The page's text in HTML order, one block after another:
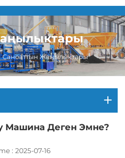
Саноаттын Жаңылыктары
Машина Деген Эмне?
: 2025-07-16